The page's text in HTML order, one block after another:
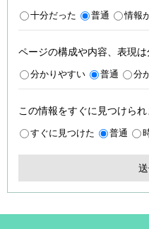
十分だった 普通 情報
ページの構成や内容、表現
分かりやすい 普通 分
この情報をすぐに見つけられ
すぐに見つけた 普通